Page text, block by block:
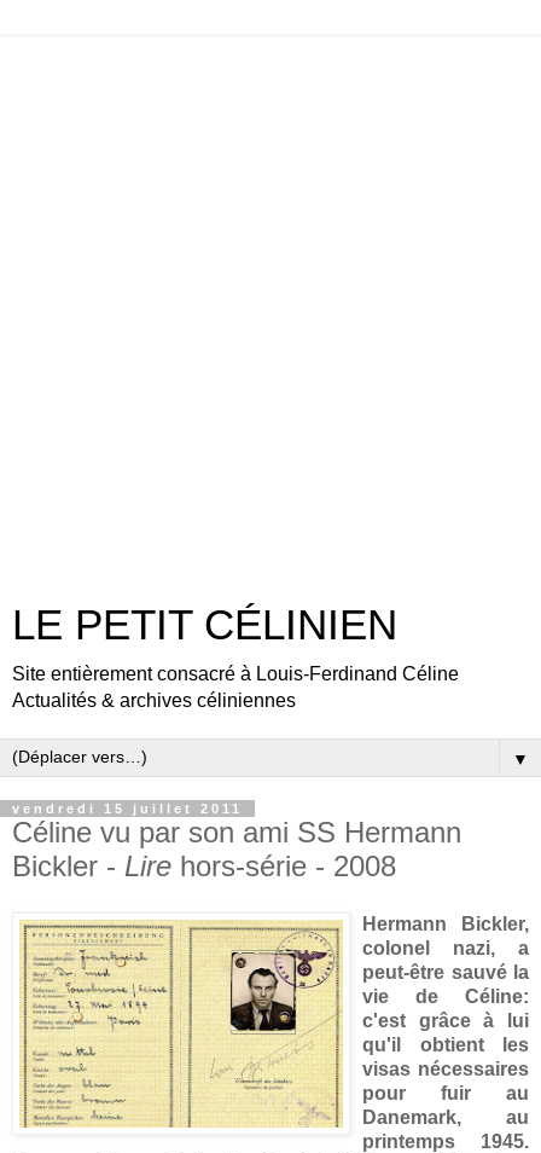
LE PETIT CÉLINIEN
Site entièrement consacré à Louis-Ferdinand Céline
Actualités & archives céliniennes
▼
vendredi 15 juillet 2011
Céline vu par son ami SS Hermann
Bickler - Lire hors-série - 2008
Hermann Bickler,
colonel nazi, a
peut-être sauvé la
vie de Céline:
c'est grâce à lui
qu'il obtient les
visas nécessaires
pour fuir au
Danemark, au
printemps 1945.